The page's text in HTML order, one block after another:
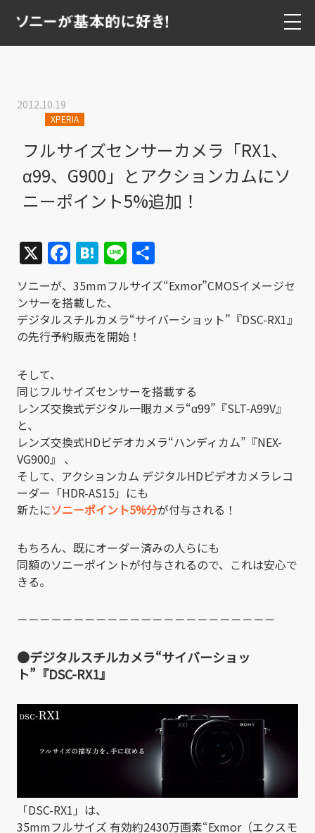
2012.10.19
XPERIA
フルサイズセンサーカメラ「RX1、
α99、G900」とアクションカムにソ
ニーポイント5%追加！
X Facebook
Hatena
Line
有
ソニーが、35mmフルサイズ“Exmor”CMOSイメージセ
ンサーを搭載した、
デジタルスチルカメラ“サイバーショット”『DSC-RX1』
の先行予約販売を開始！
そして、
同じフルサイズセンサーを搭載する
レンズ交換式デジタル一眼カメラ“α99”『SLT-A99V』
と、
レンズ交換式HDビデオカメラ“ハンディカム”『NEX-
VG900』 、
そして、アクションカム デジタルHDビデオカメラレコ
ーダー「HDR-AS15」にも
新たにソニーポイント5%分が付与される！
もちろん、既にオーダー済みの人らにも
同額のソニーポイントが付与されるので、これは安心で
きる。
－－－－－－－－－－－－－－－－－－－－－－－
●デジタルスチルカメラ“サイバーショッ
ト”『DSC-RX1』
「DSC-RX1」は、
35mmフルサイズ 有効約2430万画素“Exmor（エクスモ